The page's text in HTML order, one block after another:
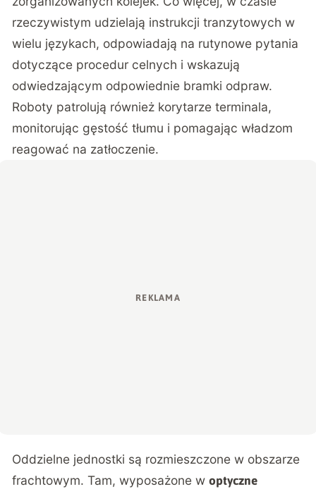
rzeczywistym udzielają instrukcji tranzytowych w
wielu językach, odpowiadają na rutynowe pytania
dotyczące procedur celnych i wskazują
odwiedzającym odpowiednie bramki odpraw.
Roboty patrolują również korytarze terminala,
monitorując gęstość tłumu i pomagając władzom
reagować na zatłoczenie.
Oddzielne jednostki są rozmieszczone w obszarze
frachtowym. Tam, wyposażone woptyczne